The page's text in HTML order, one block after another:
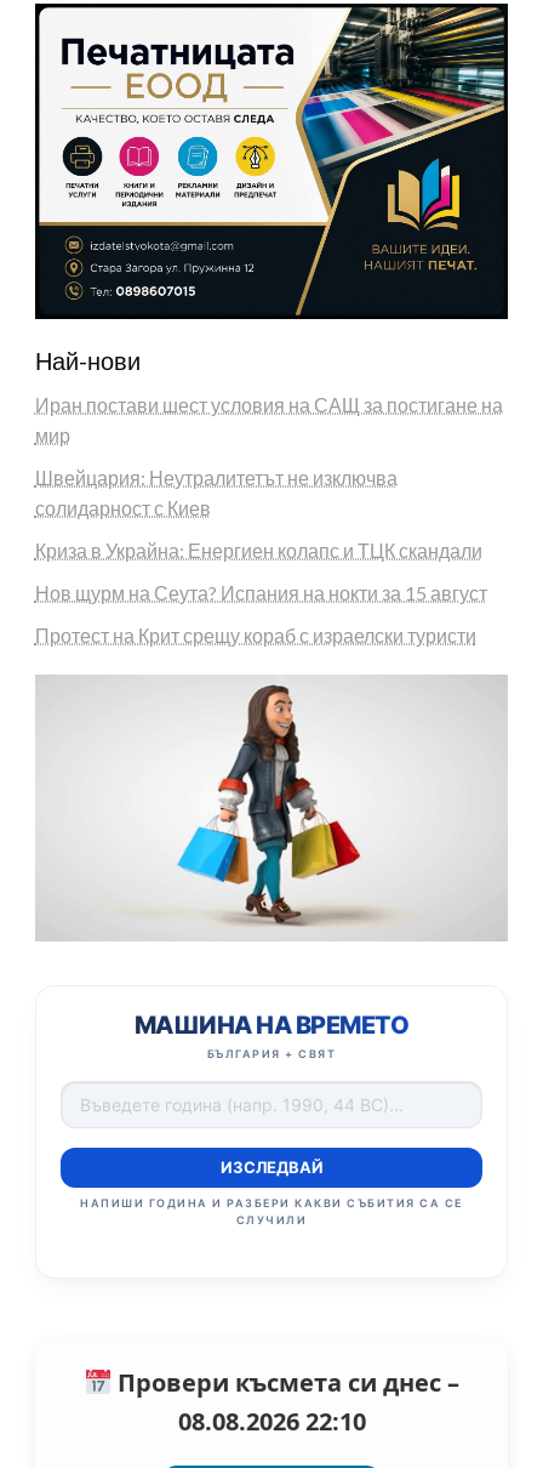
Най-нови
Иран постави шест условия на САЩ за постигане на
мир
Швейцария: Неутралитетът не изключва
солидарност с Киев
Криза в Украйна: Енергиен колапс и ТЦК скандали
Нов щурм на Сеута? Испания на нокти за 15 август
Протест на Крит срещу кораб с израелски туристи
МАШИНА НА ВРЕМЕТО
БЪЛГАРИЯ + СВЯТ
ИЗСЛЕДВАЙ
НАПИШИ ГОДИНА И РАЗБЕРИ КАКВИ СЪБИТИЯ СА СЕ
СЛУЧИЛИ
Провери късмета си днес –
08.08.2026 22:10